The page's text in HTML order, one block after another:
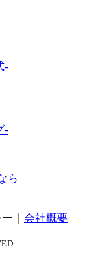
-
-
ら
会社概要